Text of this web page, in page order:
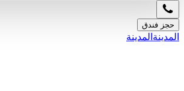
حجز فندق
المدينة المدينة